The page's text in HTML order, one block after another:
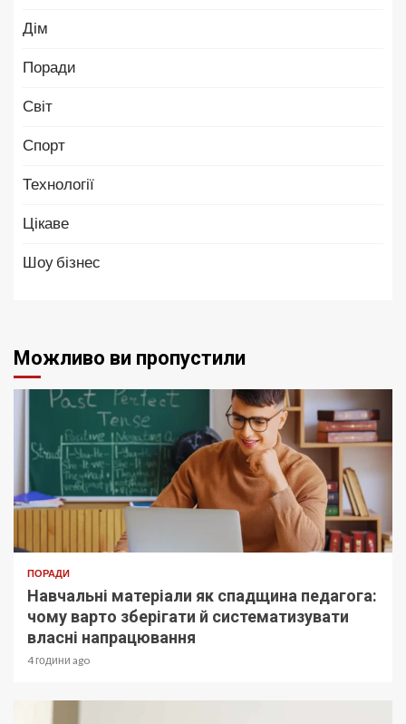
Дім
Поради
Світ
Спорт
Технології
Цікаве
Шоу бізнес
Можливо ви пропустили
ПОРАДИ
Навчальні матеріали як спадщина педагога:
чому варто зберігати й систематизувати
власні напрацювання
4 години ago